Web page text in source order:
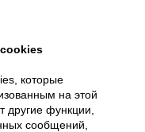
которые
на этой
функции,
сообщений,